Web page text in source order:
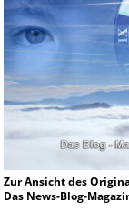
Zur Ansicht des
Das News-Blog-